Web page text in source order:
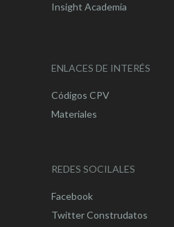
Insight Academia
ENLACES DE INTERÉS
Códigos CPV
Materiales
REDES SOCILALES
Facebook
Twitter Construdatos